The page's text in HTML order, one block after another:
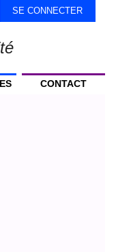
SE CONNECTER
CONTACT